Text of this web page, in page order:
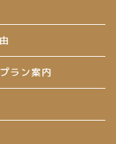
ラン案内